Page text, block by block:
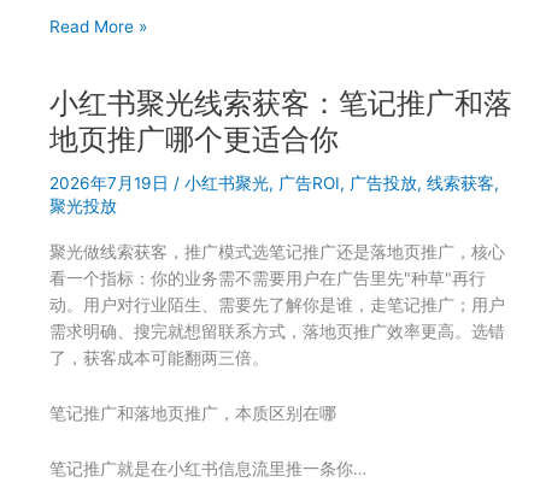
来
越
亏
聚
放
素
材
被
拒
么
办？
7
月
审
标
变
Read More »
小红书聚光线索获客：笔记推广和落
地页推广哪个更适合你
2026年7月19日 / 小红书聚光, 广告ROI, 广告投放, 线索获客,
聚光投放
聚光做线索获客，推广模式选笔记推广还是落地页推广，核心
看一个指标：你的业务需不需要用户在广告里先"种草"再行
动。用户对行业陌生、需要先了解你是谁，走笔记推广；用户
需求明确、搜完就想留联系方式，落地页推广效率更高。选错
了，获客成本可能翻两三倍。
笔记推广和落地页推广，本质区别在哪
笔记推广就是在小红书信息流里推一条你…